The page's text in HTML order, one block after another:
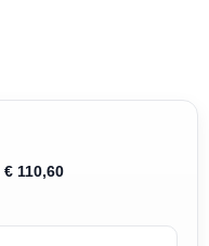
€ 110,60